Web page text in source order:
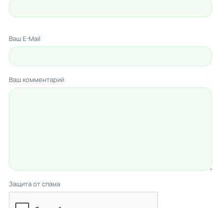
Ваш E-Mail
Ваш комментарий
Защита от спама